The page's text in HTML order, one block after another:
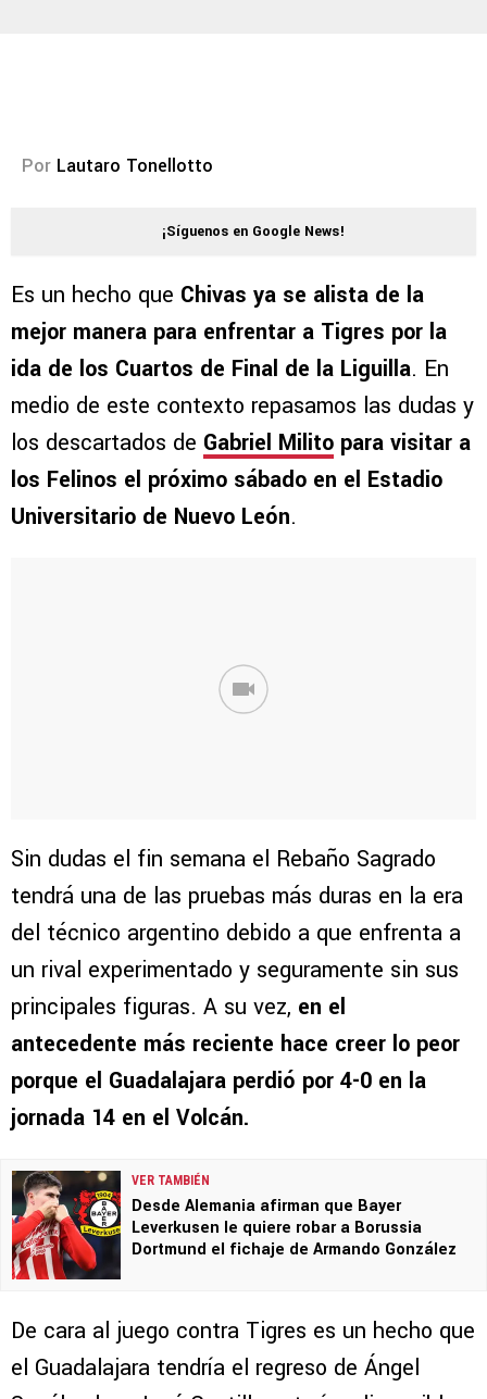
Por Lautaro Tonellotto
¡Síguenos en Google News!
Es un hecho que Chivas ya se alista de la
mejor manera para enfrentar a Tigres por la
ida de los Cuartos de Final de la Liguilla. En
medio de este contexto repasamos las dudas y
los descartados de Gabriel Milito para visitar a
los Felinos el próximo sábado en el Estadio
Universitario de Nuevo León.
Sin dudas el fin semana el Rebaño Sagrado
tendrá una de las pruebas más duras en la era
del técnico argentino debido a que enfrenta a
un rival experimentado y seguramente sin sus
principales figuras. A su vez, en el
antecedente más reciente hace creer lo peor
porque el Guadalajara perdió por 4-0 en la
jornada 14 en el Volcán.
VER TAMBIÉN
Desde Alemania afirman que Bayer
Leverkusen le quiere robar a Borussia
Dortmund el fichaje de Armando González
De cara al juego contra Tigres es un hecho que
el Guadalajara tendría el regreso de Ángel